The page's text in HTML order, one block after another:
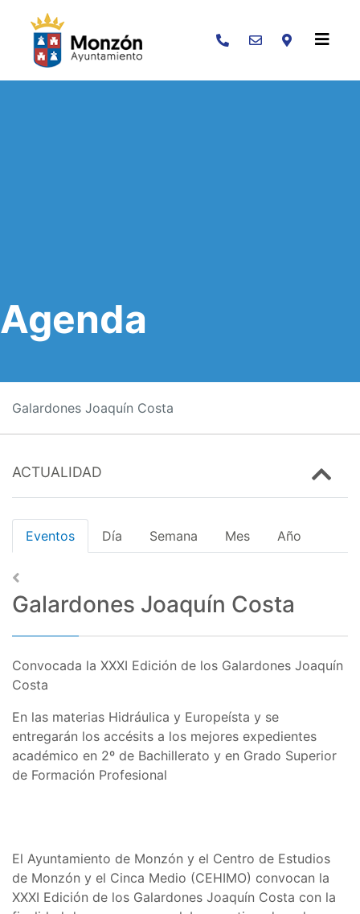
Buscar
Agenda
Galardones Joaquín Costa
ACTUALIDAD
Eventos Día Semana Mes Año
Galardones Joaquín Costa
Convocada la XXXI Edición de los Galardones Joaquín
Costa
En las materias Hidráulica y Europeísta y se
entregarán los accésits a los mejores expedientes
académico en 2º de Bachillerato y en Grado Superior
de Formación Profesional
El Ayuntamiento de Monzón y el Centro de Estudios
de Monzón y el Cinca Medio (CEHIMO) convocan la
XXXI Edición de los Galardones Joaquín Costa con la